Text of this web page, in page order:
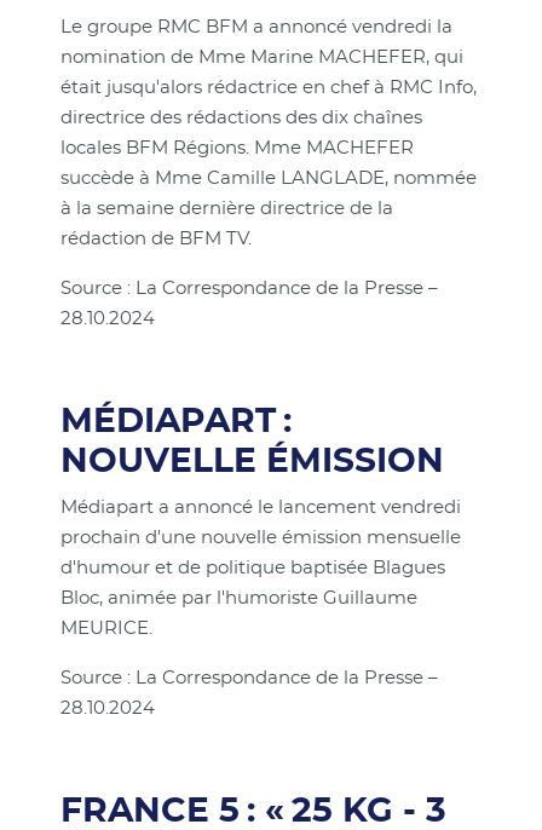
Le groupe RMC BFM a annoncé vendredi la
nomination de Mme Marine MACHEFER, qui
était jusqu'alors rédactrice en chef à RMC Info,
directrice des rédactions des dix chaînes
locales BFM Régions. Mme MACHEFER
succède à Mme Camille LANGLADE, nommée
à la semaine dernière directrice de la
rédaction de BFM TV.
Source : La Correspondance de la Presse –
28.10.2024
MÉDIAPART :
NOUVELLE ÉMISSION
Médiapart a annoncé le lancement vendredi
prochain d'une nouvelle émission mensuelle
d'humour et de politique baptisée Blagues
Bloc, animée par l'humoriste Guillaume
MEURICE.
Source : La Correspondance de la Presse –
28.10.2024
FRANCE 5 : « 25 KG - 3